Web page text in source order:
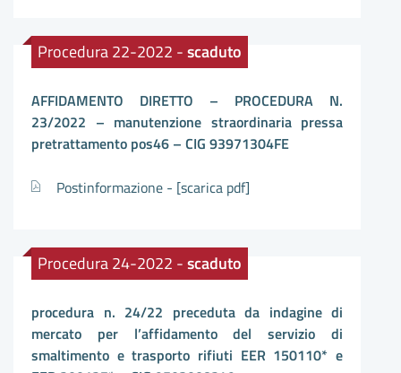
Procedura 22-2022 -scaduto
AFFIDAMENTO DIRETTO – PROCEDURA N.
23/2022 – manutenzione straordinaria pressa
pretrattamento pos46 – CIG 93971304FE
Postinformazione - [scarica pdf]
Procedura 24-2022 -scaduto
procedura n. 24/22 preceduta da indagine di
mercato per l’affidamento del servizio di
smaltimento e trasporto rifiuti EER 150110* e